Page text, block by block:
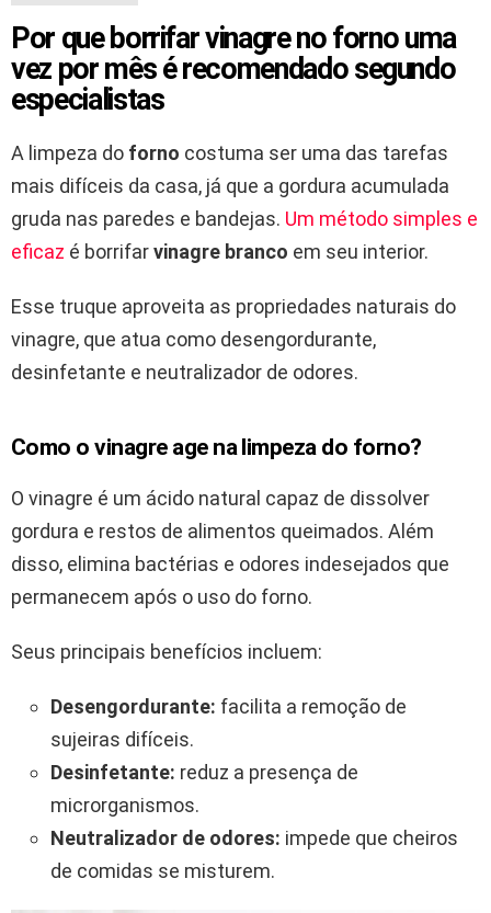
Por que borrifar vinagre no forno uma
vez por mês é recomendado segundo
especialistas
A limpeza do forno costuma ser uma das tarefas
mais difíceis da casa, já que a gordura acumulada
gruda nas paredes e bandejas. Um método simples e
eficaz é borrifarvinagre branco em seu interior.
Esse truque aproveita as propriedades naturais do
vinagre, que atua como desengordurante,
desinfetante e neutralizador de odores.
Como o vinagre age na limpeza do forno?
O vinagre é um ácido natural capaz de dissolver
gordura e restos de alimentos queimados. Além
disso, elimina bactérias e odores indesejados que
permanecem após o uso do forno.
Seus principais benefícios incluem:
Desengordurante: facilita a remoção de
sujeiras difíceis.
Desinfetante: reduz a presença de
microrganismos.
Neutralizador de odores: impede que cheiros
de comidas se misturem.